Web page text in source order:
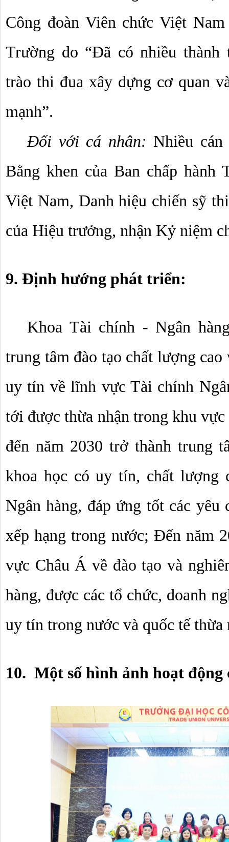
Công đoàn Viên chức Việt
Trường do “Đã có nhiều thành
trào thi đua xây dựng cơ quan
mạnh”.
Đối với cá nhân: Nhiều
Bằng khen của Ban chấp hành
Việt Nam, Danh hiệu chiến sỹ
của Hiệu trưởng, nhận Kỷ niệm
9. Định hướng phát triển:
Khoa Tài chính - Ngân
trung tâm đào tạo chất lượng
uy tín về lĩnh vực Tài chính
tới được thừa nhận trong khu
đến năm 2030 trở thành trung
khoa học có uy tín, chất lượng
Ngân hàng, đáp ứng tốt các
xếp hạng trong nước; Đến năm
vực Châu Á về đào tạo và
hàng, được các tổ chức, doanh
uy tín trong nước và quốc tế thừa
10.  Một số hình ảnh hoạt